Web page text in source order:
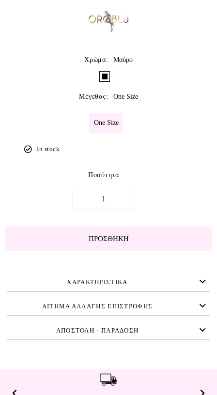
Χρώμα: Μαύρο
Μέγεθος : One Size
One Size
In stock
Ποσότητα
ΠΡΟΣΘΉΚΗ
ΧΑΡΑΚΤΗΡΙΣΤΙΚΑ
ΑΙΤΗΜΑ ΑΛΛΑΓΗΣ ΕΠΙΣΤΡΟΦΗΣ
ΑΠΟΣΤΟΛΗ - ΠΑΡΑΔΟΣΗ